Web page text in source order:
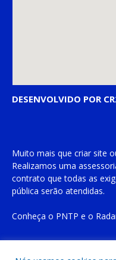
DESENVOLVIDO POR
Muito mais que criar site
Realizamos uma
contrato que todas as
pública serão atendidas.
Conheça o PNTP e o